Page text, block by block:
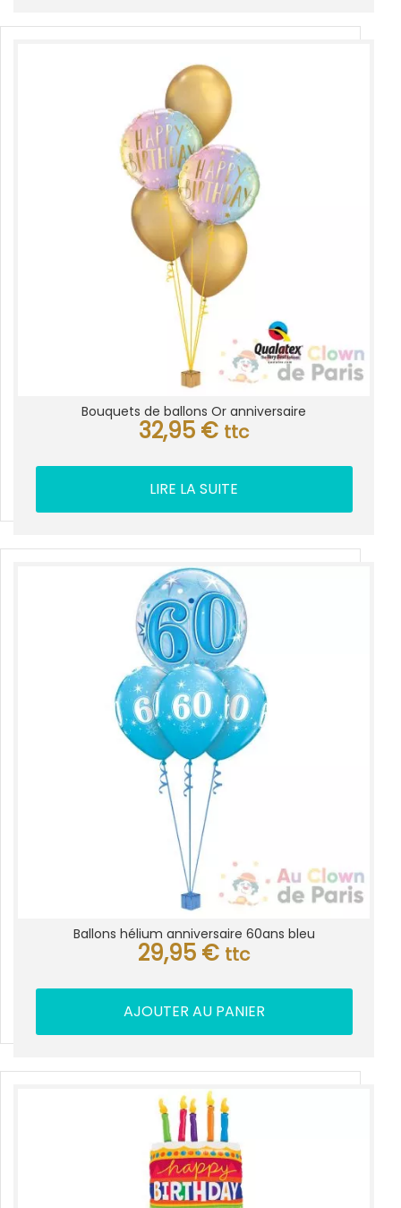
Bouquets de ballons Or anniversaire
32,95 € ttc
LIRE LA SUITE
Ballons hélium anniversaire 60ans bleu
29,95 € ttc
AJOUTER AU PANIER